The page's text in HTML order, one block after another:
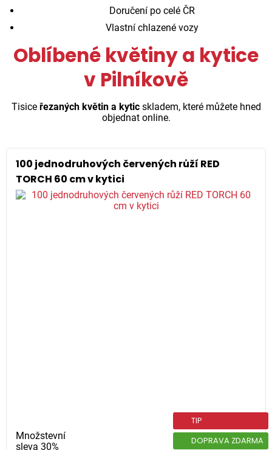
Doručení po celé ČR
Vlastní chlazené vozy
Oblíbené květiny a kytice
v Pilníkově
Tisice řezaných květin a kyticskladem, které můžete hned
objednat online.
100 jednodruhových červených růží RED
TORCH 60 cm v kytici
Množstevní
sleva 30%
TIP
DOPRAVA ZDARMA